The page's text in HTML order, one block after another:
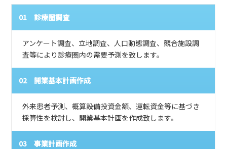
01 診療圏調査
アンケート調査、立地調査、人口動態調査、競合施設調
査等により診療圏内の需要予測を致します。
02 開業基本計画作成
外来患者予測、概算設備投資金額、運転資金等に基づき
採算性を検討し、開業基本計画を作成致します。
03 事業計画作成